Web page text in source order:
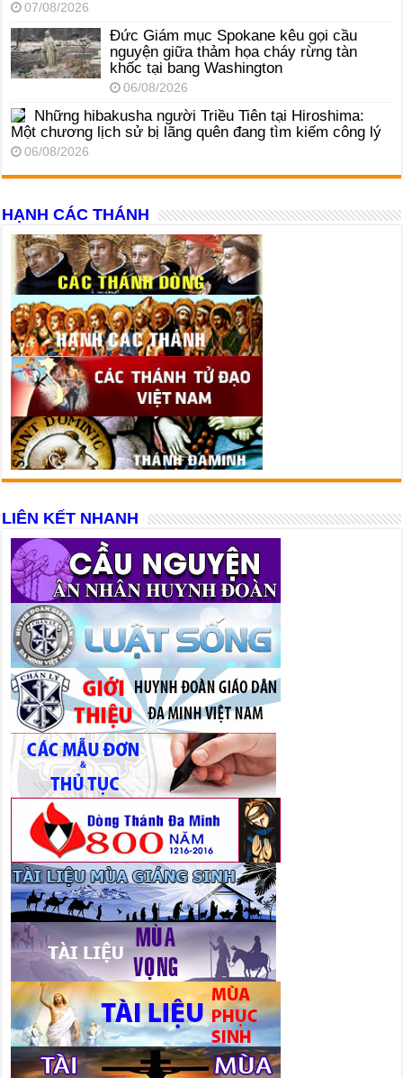
07/08/2026
Đức Giám mục Spokane kêu gọi cầu
nguyện giữa thảm họa cháy rừng tàn
khốc tại bang Washington
06/08/2026
Những hibakusha người Triều Tiên tại Hiroshima:
Một chương lịch sử bị lãng quên đang tìm kiếm công lý
06/08/2026
HẠNH CÁC THÁNH
LIÊN KẾT NHANH